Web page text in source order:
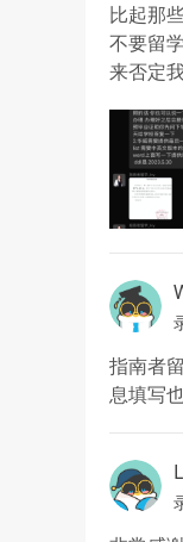
比起那
不要留
来否定
以我
我，
申请准
当时
师，她
指南者
息填写